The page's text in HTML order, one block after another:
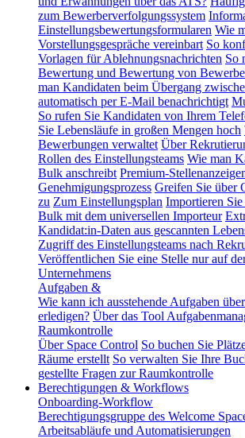
zum Bewerberverfolgungssystem
Einstellungsbewertungsformularen Wie
Vorstellungsgespräche vereinbart So
Vorlagen für Ablehnungsnachrichten So
Bewertung und Bewertung von
man Kandidaten beim Übergang
automatisch per E-Mail benachrichtigt
So rufen Sie Kandidaten von Ihrem
Sie Lebensläufe in großen Mengen hoch
Bewerbungen verwaltet Über
Rollen des Einstellungsteams Wie man
Bulk anschreibt Premium-
Genehmigungsprozess Greifen Sie über
zu Zum Einstellungsplan Importieren
Bulk mit dem universellen Importeur
Kandidat:in-Daten aus gescannten
Zugriff des Einstellungsteams nach
Veröffentlichen Sie eine Stelle nur auf
Unternehmens
Aufgaben &
Wie kann ich ausstehende Aufgaben
erledigen? Über das Tool
Raumkontrolle
Über Space Control So buchen Sie
Räume erstellt So verwalten Sie Ihre
gestellte Fragen zur Raumkontrolle
Berechtigungen & Workflows
Onboarding-Workflow
Berechtigungsgruppe des Welcome
Arbeitsabläufe und Automatisierungen